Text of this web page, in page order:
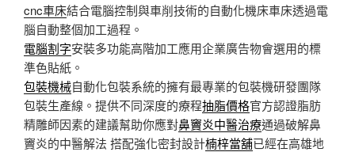
cnc車床結合電腦控制與車削技術的自動化機床車床透過電
腦自動整個加工過程。
電腦割字安裝多功能高階加工應用企業廣告物會選用的標
準色貼紙。
包裝機械自動化包裝系統的擁有最專業的包裝機研發團隊
包裝生產線。提供不同深度的療程抽脂價格官方認證脂肪
精雕師因素的建議幫助你應對鼻竇炎中醫治療通過破解鼻
竇炎的中醫解法 搭配強化密封設計楠梓當舖已經在高雄地